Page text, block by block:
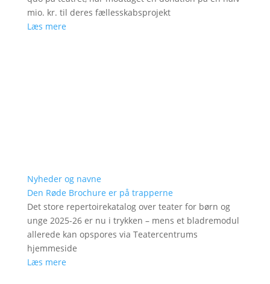
mio. kr. til deres fællesskabsprojekt
Læs mere
Nyheder og navne
Den Røde Brochure er på trapperne
Det store repertoirekatalog over teater for børn og
unge 2025-26 er nu i trykken – mens et bladremodul
allerede kan opspores via Teatercentrums
hjemmeside
Læs mere